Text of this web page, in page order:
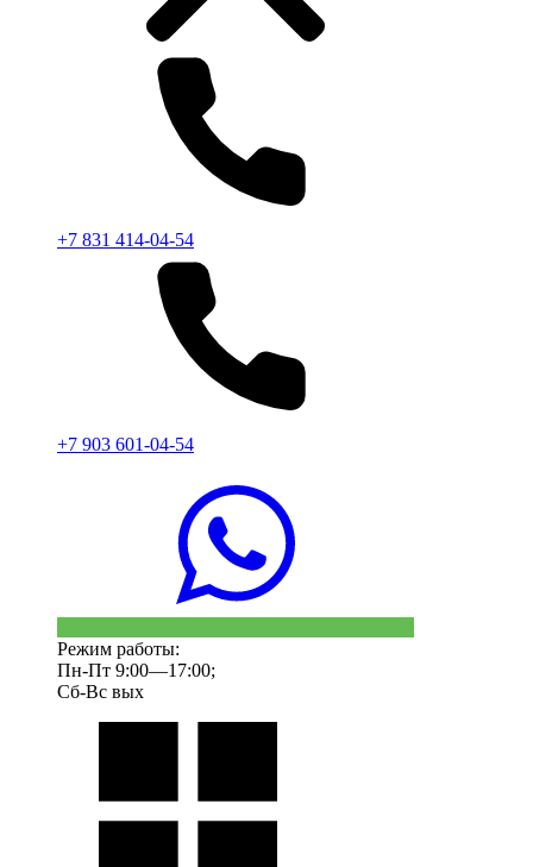
+7 831 414-04-54
+7 903 601-04-54
Режим работы:
Пн-Пт 9:00—17:00;
Сб-Вс вых